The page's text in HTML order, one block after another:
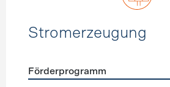
Stromerzeugung
Förderprogramm